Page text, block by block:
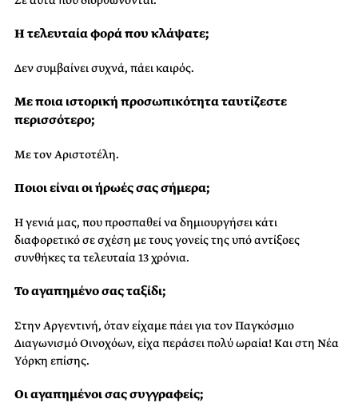
Η τελευταία φορά που κλάψατε;
Δεν συμβαίνει συχνά, πάει καιρός.
Με ποια ιστορική προσωπικότητα ταυτίζεστε
περισσότερο;
Με τον Αριστοτέλη.
Ποιοι είναι οι ήρωές σας σήμερα;
Η γενιά μας, που προσπαθεί να δημιουργήσει κάτι
διαφορετικό σε σχέση με τους γονείς της υπό αντίξοες
συνθήκες τα τελευταία 13 χρόνια.
Το αγαπημένο σας ταξίδι;
Στην Αργεντινή, όταν είχαμε πάει για τον Παγκόσμιο
Διαγωνισμό Οινοχόων, είχα περάσει πολύ ωραία! Και στη Νέα
Υόρκη επίσης.
Οι αγαπημένοι σας συγγραφείς;